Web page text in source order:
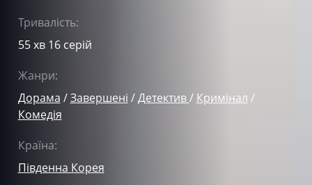
Тривалість:
55 хв 16 серій
Жанри:
Дорама /Завершені /Детектив/ Кримінал /
Комедія
Країна:
Південна Корея